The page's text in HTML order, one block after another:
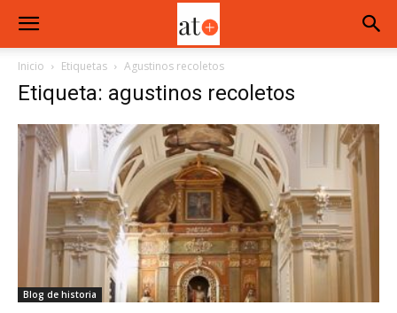
Inicio Etiquetas Agustinos recoletos
Etiqueta: agustinos recoletos
Blog de historia